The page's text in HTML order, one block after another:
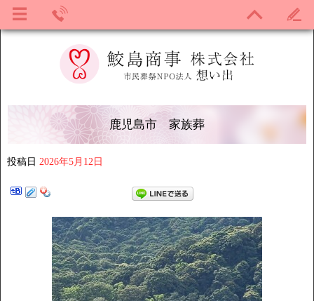
鹿児島市 家族葬
投稿日 2026年5月12日